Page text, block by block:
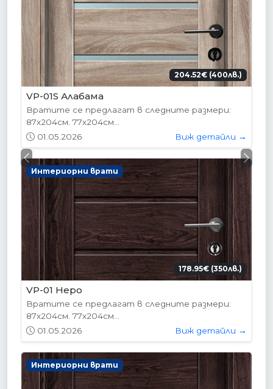
204.52€ (400лв.)
VP-01S Алабама
Вратите се предлагат в следните размери:
87х204см. 77х204см...
01.05.2026
Виж детайли →
Интериорни врати
178.95€ (350лв.)
VP-01 Hepo
Вратите се предлагат в следните размери:
87х204см. 77х204см...
01.05.2026
Виж детайли →
Интериорни врати
Previous Next